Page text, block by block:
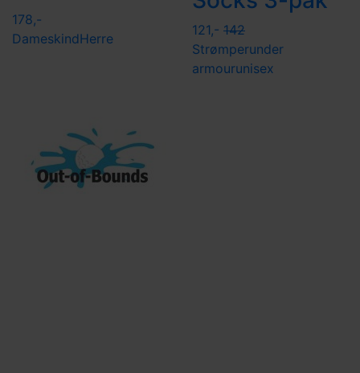
178,-
DameskindHerre
121,- 142
Strømperunder
armourunisex